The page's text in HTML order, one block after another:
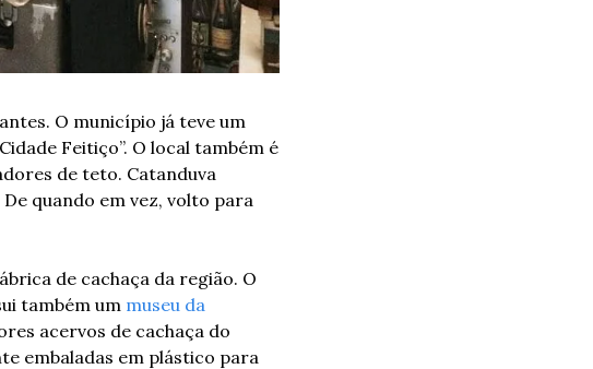
O município já teve um
Feitiço”. O local também é
de teto. Catanduva
quando em vez, volto para
de cachaça da região. O
também um museu da
acervos de cachaça do
embaladas em plástico para